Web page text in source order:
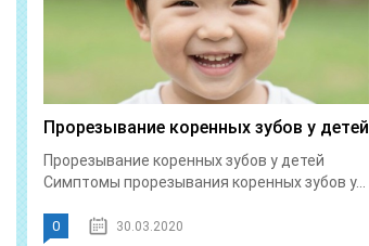
Прорезывание коренных зубов у детей
Прорезывание коренных зубов у детей
Симптомы прорезывания коренных зубов у...
0 30.03.2020